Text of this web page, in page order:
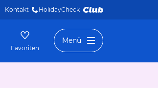
Kontakt HolidayCheck
Favoriten
Menü